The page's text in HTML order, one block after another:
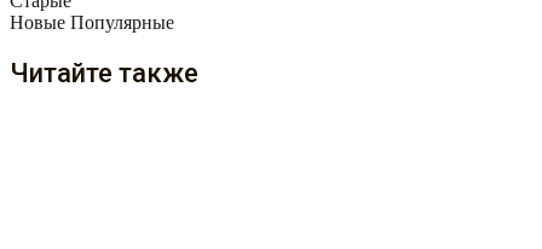
Новые Популярные
Читайте также